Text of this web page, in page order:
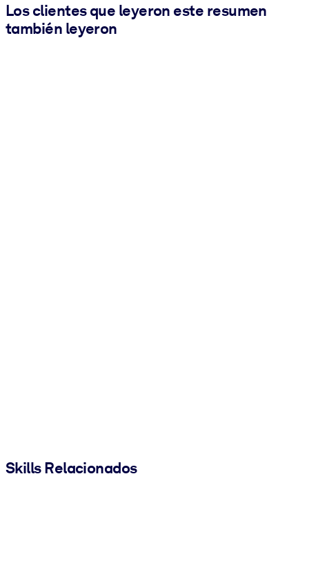
Los clientes que leyeron este resumen
también leyeron
Skills Relacionados